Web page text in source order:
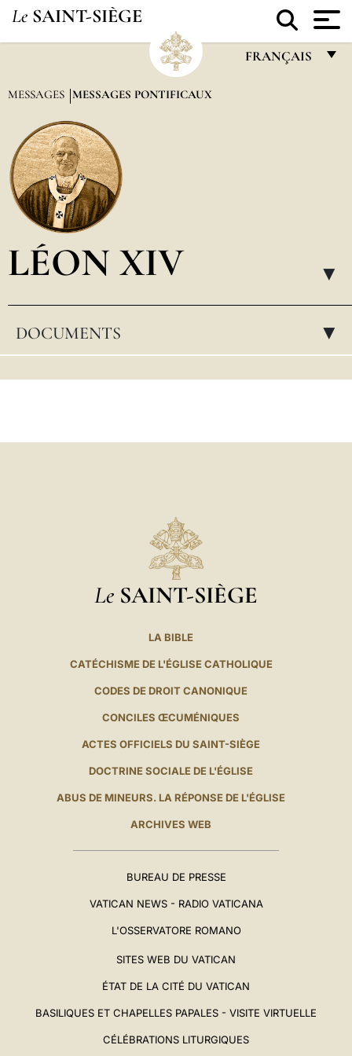
Le SAINT-SIÈGE
FRANÇAIS
العربيّة
MESSAGES MESSAGES PONTIFICAUX
LÉON XIV ▸
DOCUMENTS ▸
Le SAINT-SIÈGE
LA BIBLE
CATÉCHISME DE L'ÉGLISE CATHOLIQUE
CODES DE DROIT CANONIQUE
CONCILES ŒCUMÉNIQUES
ACTES OFFICIELS DU SAINT-SIÈGE
DOCTRINE SOCIALE DE L'ÉGLISE
ABUS DE MINEURS. LA RÉPONSE DE L'ÉGLISE
ARCHIVES WEB
BUREAU DE PRESSE
VATICAN NEWS - RADIO VATICANA
L'OSSERVATORE ROMANO
SITES WEB DU VATICAN
ÉTAT DE LA CITÉ DU VATICAN
BASILIQUES ET CHAPELLES PAPALES - VISITE VIRTUELLE
CÉLÉBRATIONS LITURGIQUES